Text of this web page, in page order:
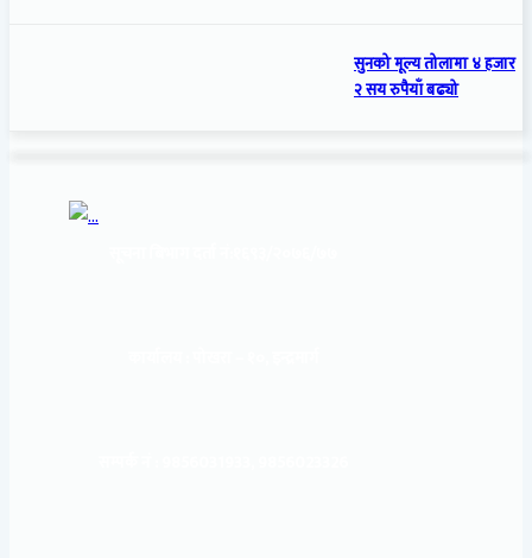
सुनको मूल्य तोलामा ४ हजार
२ सय रुपैयाँ बढ्यो